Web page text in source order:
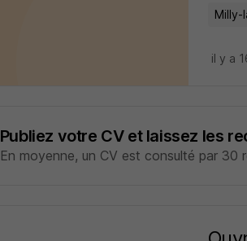
Milly-
il y a
Publiez votre CV et laissez les
En moyenne, un CV est consulté par 30